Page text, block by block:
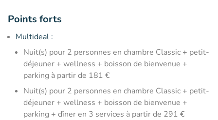
Points forts
Multideal :
Nuit(s) pour 2 personnes en chambre Classic + petit-
déjeuner + wellness + boisson de bienvenue +
parking à partir de 181 €
Nuit(s) pour 2 personnes en chambre Classic + petit-
déjeuner + wellness + boisson de bienvenue +
parking + dîner en 3 services à partir de 291 €